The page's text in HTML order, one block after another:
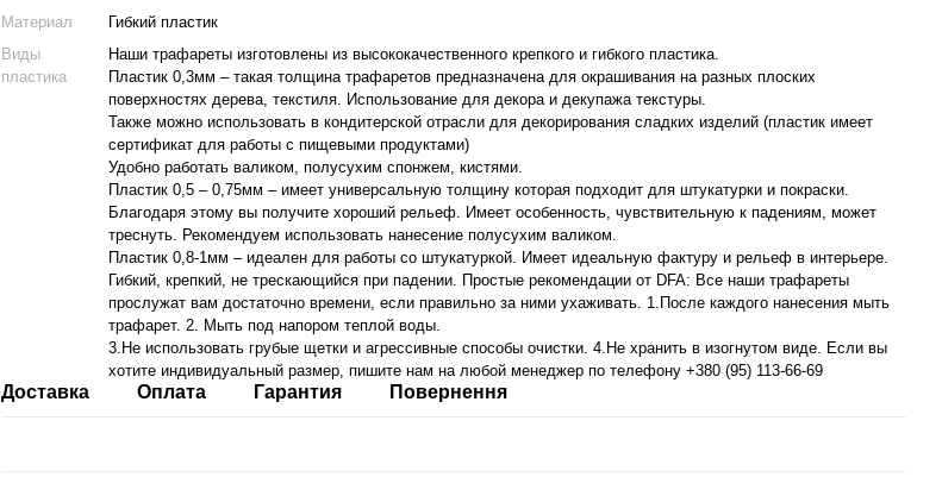
Материал
Гибкий пластик
Виды
пластика
Наши трафареты изготовлены из высококачественного крепкого и гибкого пластика.
Пластик 0,3мм – такая толщина трафаретов предназначена для окрашивания на разных плоских
поверхностях дерева, текстиля. Использование для декора и декупажа текстуры.
Также можно использовать в кондитерской отрасли для декорирования сладких изделий (пластик имеет
сертификат для работы с пищевыми продуктами)
Удобно работать валиком, полусухим спонжем, кистями.
Пластик 0,5 – 0,75мм – имеет универсальную толщину которая подходит для штукатурки и покраски.
Благодаря этому вы получите хороший рельеф. Имеет особенность, чувствительную к падениям, может
треснуть. Рекомендуем использовать нанесение полусухим валиком.
Пластик 0,8-1мм – идеален для работы со штукатуркой. Имеет идеальную фактуру и рельеф в интерьере.
Гибкий, крепкий, не трескающийся при падении. Простые рекомендации от DFA: Все наши трафареты
прослужат вам достаточно времени, если правильно за ними ухаживать. 1.После каждого нанесения мыть
трафарет. 2. Мыть под напором теплой воды.
3.Не использовать грубые щетки и агрессивные способы очистки. 4.Не хранить в изогнутом виде. Если вы
хотите индивидуальный размер, пишите нам на любой менеджер по телефону +380 (95) 113-66-69
Доставка Оплата Гарантия Повернення